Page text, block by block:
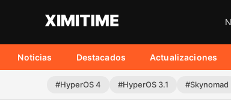
Noticias Destacados Actualizaciones
#HyperOS 4 #HyperOS 3.1 #Skynomad